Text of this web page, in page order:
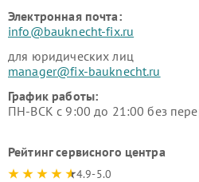
Электронная почта:
info@bauknecht-fix.ru
для юридических лиц
manager@fix-bauknecht.ru
График работы:
ПН-ВСК с 9:00 до 21:00 без
Рейтинг сервисного центра
4.9-5.0